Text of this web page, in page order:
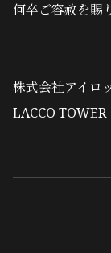
何卒ご容赦を賜
株式会社アイロ
LACCO TOWER